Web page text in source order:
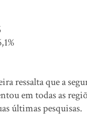
ressalta que a
em todas as
últimas pesquisas.